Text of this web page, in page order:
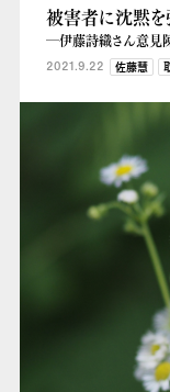
被害者に沈黙を
―伊藤詩織さん意見
2021.9.22 佐藤慧